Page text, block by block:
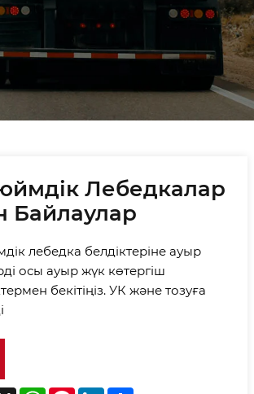
Шексіз бау
Force Rigging is one of the
famous China Endless
Endless Strap suppliers. If
you trust us, please
Лебедкалар
Байлаулар
лебедка белдіктеріне ауыр
осы ауыр жүк көтергіш
бекітіңіз. УК және тозуға